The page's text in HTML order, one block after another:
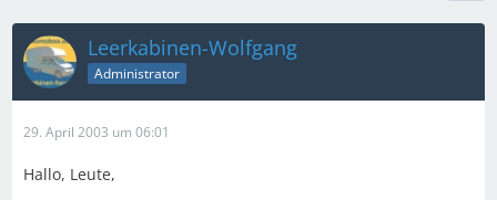
Leerkabinen-Wolfgang
Administrator
29. April 2003 um 06:01
Hallo, Leute,